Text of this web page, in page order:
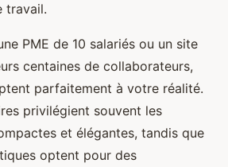
travail.
PME de 10 salariés ou un site
centaines de collaborateurs,
parfaitement à votre réalité.
privilégient souvent les
et élégantes, tandis que
optent pour des